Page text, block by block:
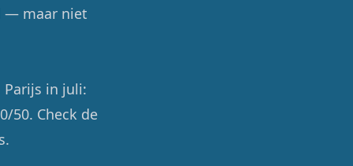
— maar niet
Parijs in juli:
50. Check de